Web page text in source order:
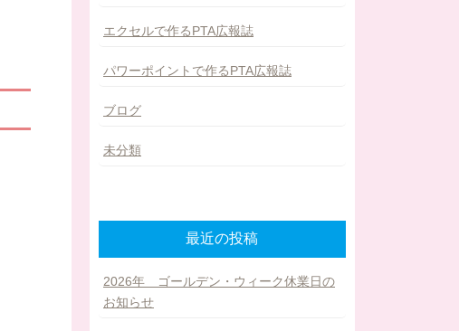
エクセルで作るPTA広報誌
パワーポイントで作るPTA広報誌
ブログ
未分類
最近の投稿
2026年 ゴールデン・ウィーク休業日の
お知らせ